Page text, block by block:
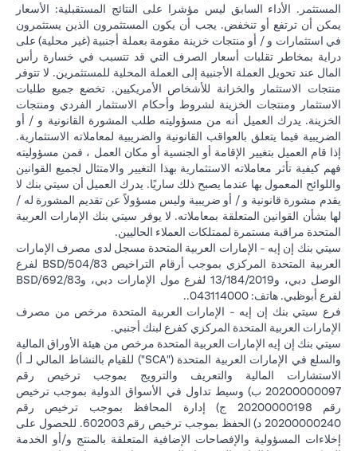
المستثمر. الأداء السابق ليس مؤشرا على النتائج المستقبلية: الأسعار
يمكن أن ترتفع أو تنخفض. يجب أن يكون المستثمرون الذين يستثمرون
في استثمارات و / أو منتجات خزينة مقومة بعملة أجنبية (غير محلية) على
دراية بمخاطر تقلبات أسعار الصرف التي قد تتسبب في خسارة رأس
المال عند تحويل العملة الأجنبية إلى العملة المحلية للمستثمرين. لا تتوفر
منتجات الاستثمار والخزانة للأشخاص الأمريكيين. تخضع جميع طلبات
الاستثمار ومنتجات الخزينة لشروط وأحكام الاستثمار الفردي ومنتجات
الخزينة. يدرك العميل أنه من مسؤوليته طلب المشورة القانونية و / أو
الضريبية فيما يتعلق بالعواقب القانونية والضريبية لمعاملاته الاستثمارية.
إذا قام العميل بتغيير الإقامة أو الجنسية أو مكان العمل ، فمن مسؤوليته
فهم كيفية تأثر معاملاته الاستثمارية بهذا التغيير والامتثال لجميع القوانين
واللوائح المعمول بها عندما يصبح ذلك ساريًا. يدرك العميل أن سيتي بنك لا
يقدم مشورة قانونية و / أو ضريبية وليس مسؤولاً عن تقديم المشورة له /
لها بشأن القوانين المتعلقة بمعاملاته. لا يوفر سيتي بنك الإمارات العربية
المتحدة مراقبة مستمرة لممتلكات العملاء الحاليين.
سيتي بنك إن إيه - الإمارات العربية المتحدة مسجل لدى مصرف الإمارات
العربية المتحدة المركزي بموجب أرقام التراخيص BSD/504/83 لفرع
الوصل دبي، و13/184/2019 لفرع مول الإمارات دبي، وBSD/692/83
لفرع أبوظبي. هاتف: 043114000..
فرع سيتي بنك إن إيه - الإمارات العربية المتحدة مرخص من مصرف
الإمارات العربية المتحدة المركزي كفرع لبنك أجنبي.
سيتي بنك إن إيه الإمارات العربية المتحدة مرخص من هيئة الأوراق المالية
والسلع في الإمارات العربية المتحدة ("SCA") للقيام بالنشاط المالي لـ أ)
الاستشارات المالية والتعريف والترويج بموجب ترخيص رقم
20200000097 ب) وسيط تداول في الأسواق الدولية بموجب ترخيص
رقم 20200000198 ج) إدارة المحافظ بموجب ترخيص رقم
20200000240 د) الحفظ بموجب ترخيص رقم 602003. للحصول على
إخلاءات المسؤولية والإفصاحات الإضافية المتعلقة بالمنتج و/أو الخدمة